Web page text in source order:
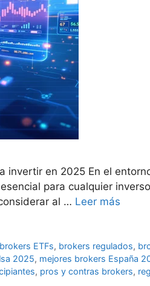
invertir en 2025 En el
para cualquier
al … Leer más
brokers ETFs, brokers regulados,
2025, mejores brokers España
, pros y contras brokers,